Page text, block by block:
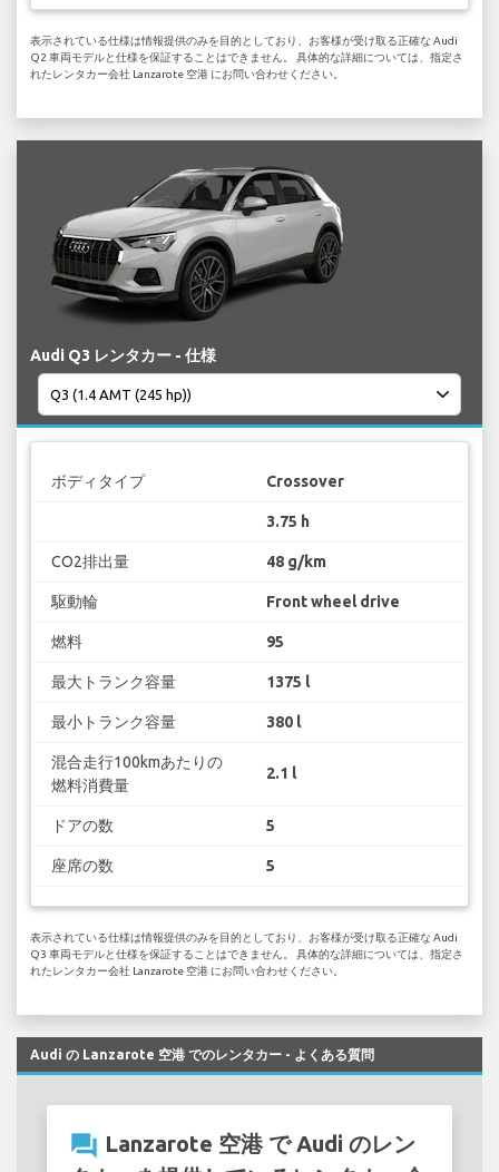
表示されている仕様は情報提供のみを目的としており、お客様が受け取る正確な Audi
Q2 車両モデルと仕様を保証することはできません。 具体的な詳細については、指定さ
れたレンタカー会社 Lanzarote 空港 にお問い合わせください。
Audi Q3 レンタカー - 仕様
ボディタイプ Crossover
3.75 h
CO2排出量 48 g/km
駆動輪 Front wheel drive
燃料 95
最大トランク容量 1375 l
最小トランク容量 380 l
混合走行100kmあたりの
燃料消費量
2.1 l
ドアの数 5
座席の数 5
表示されている仕様は情報提供のみを目的としており、お客様が受け取る正確な Audi
Q3 車両モデルと仕様を保証することはできません。 具体的な詳細については、指定さ
れたレンタカー会社 Lanzarote 空港 にお問い合わせください。
Audi の Lanzarote 空港 でのレンタカー - よくある質問
question_answer Lanzarote 空港 で Audi のレン